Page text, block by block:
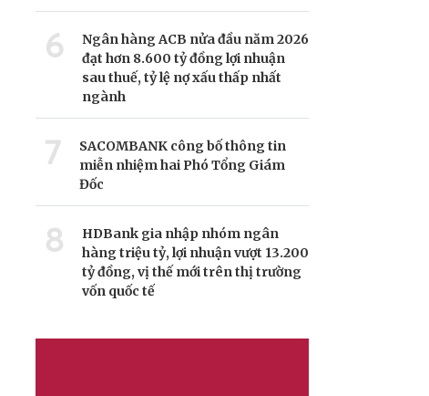
6
Ngân hàng ACB nửa đầu năm 2026
đạt hơn 8.600 tỷ đồng lợi nhuận
sau thuế, tỷ lệ nợ xấu thấp nhất
ngành
7
SACOMBANK công bố thông tin
miễn nhiệm hai Phó Tổng Giám
Đốc
8
HDBank gia nhập nhóm ngân
hàng triệu tỷ, lợi nhuận vượt 13.200
tỷ đồng, vị thế mới trên thị trường
vốn quốc tế